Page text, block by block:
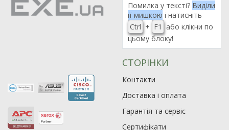
Помилка у тексті? Виділи
її мишкою і натисніть
Ctrl + F1
або клікни по
цьому блоку!
СТОРІНКИ
Контакти
Доставка і оплата
Гарантія та сервіс
Сертифікати